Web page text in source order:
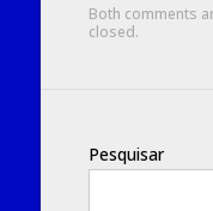
Both comments
closed.
Pesquisar